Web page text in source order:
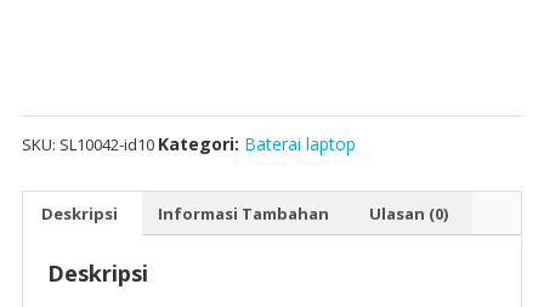
Pro
B8W13AA
SKU: SL10042-id10 Kategori: Baterai laptop
Deskripsi Informasi Tambahan Ulasan (0)
Deskripsi